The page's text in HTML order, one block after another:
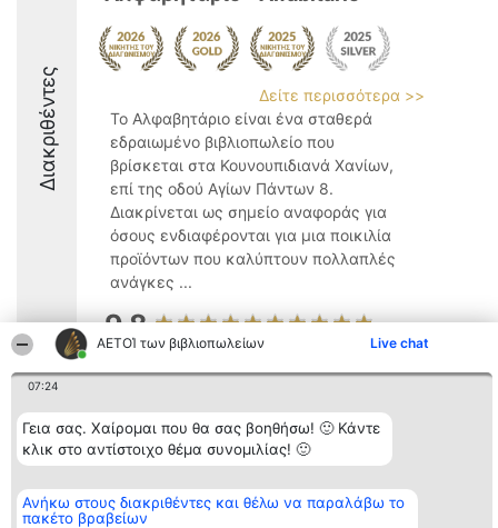
ΑΕΤΟΊ των βιβλιοπωλείων Live chat
07:24
Γεια σας. Χαίρομαι που θα σας βοηθήσω! 🙂 Κάντε
κλικ στο αντίστοιχο θέμα συνομιλίας! 🙂
Ανήκω στους διακριθέντες και θέλω να παραλάβω το
πακέτο βραβείων
Διακριθέντες
Δείτε περισσότερα >>
Το Αλφαβητάριο είναι ένα σταθερά
εδραιωμένο βιβλιοπωλείο που
βρίσκεται στα Κουνουπιδιανά Χανίων,
επί της οδού Αγίων Πάντων 8.
Διακρίνεται ως σημείο αναφοράς για
όσους ενδιαφέρονται για μια ποικιλία
προϊόντων που καλύπτουν πολλαπλές
ανάγκες ...
9.8
κατάταξης
BEAUTIFUL COMPANY
Μονοπρόσωπη ΙΚΕ
ΤΗΛ. ΕΠΙΚΟΙΝΩΝΙΑΣ:
email:
aetoi@beautifulcompany.co
Λίστα όλων
των
διακριθέντων
Όροι &
Επικοινωνία